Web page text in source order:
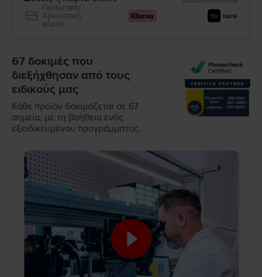
Πιστωτική/
Χρεωστική
κάρτα
67 δοκιμές που
διεξήχθησαν από τους
ειδικούς μας
Κάθε προϊόν δοκιμάζεται σε 67
σημεία, με τη βοήθεια ενός
εξειδικευμένου προγράμματος.